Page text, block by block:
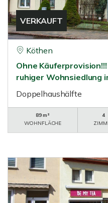
VERKAUFT
Köthen
Ohne
ruhiger Wohnsiedlung
Doppelhaushälfte
89 m²
WOHNFLÄCHE
4